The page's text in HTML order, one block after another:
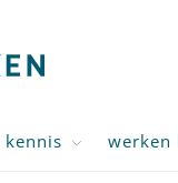
kennis werken